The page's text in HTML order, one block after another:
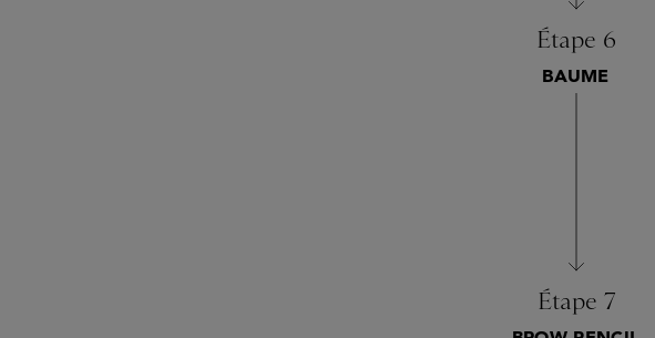
Étape 6
BAUME
Étape 7